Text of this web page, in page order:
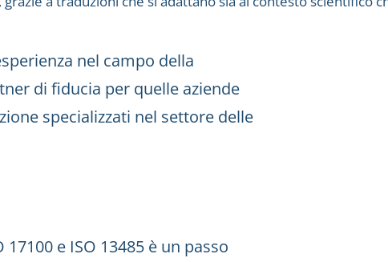
nel campo della
di fiducia per quelle aziende
specializzati nel settore delle
e ISO 13485 è un passo